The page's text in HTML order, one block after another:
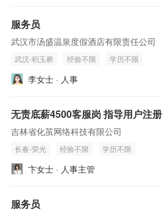
服务员
武汉市汤盛温泉度假酒店有限责任公司
武汉-积玉桥 经验不限 学历不限
李女士 · 人事
吉林省化茧网络科技有限公司
长春-荣光 经验不限 学历不限
卞女士 · 人事主管
服务员